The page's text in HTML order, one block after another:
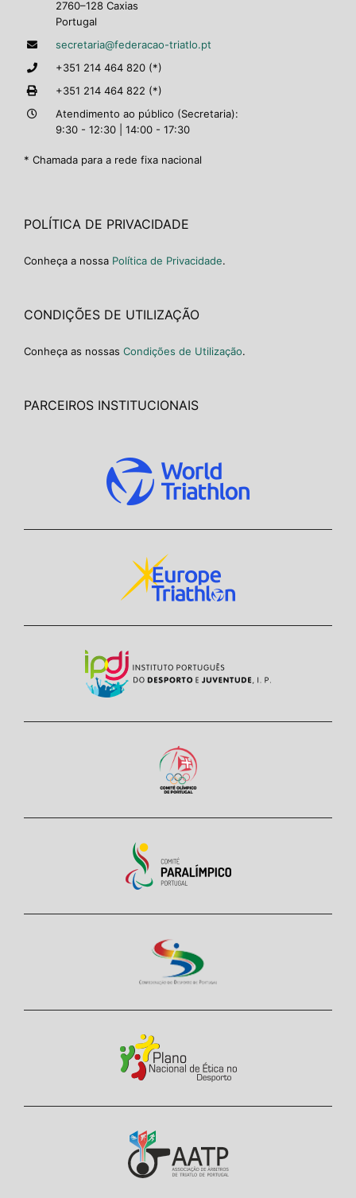
2760–128 Caxias
Portugal
secretaria@federacao-triatlo.pt
+351 214 464 820 (*)
+351 214 464 822 (*)
Atendimento ao público (Secretaria):
9:30 - 12:30 | 14:00 - 17:30
* Chamada para a rede fixa nacional
POLÍTICA DE PRIVACIDADE
Conheça a nossa Política de Privacidade.
CONDIÇÕES DE UTILIZAÇÃO
Conheça as nossas Condições de Utilização.
PARCEIROS INSTITUCIONAIS